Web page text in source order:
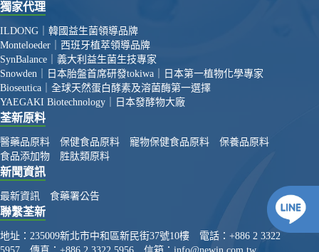
獨家代理
ILDONG｜韓國益生菌領導品牌
Monteloeder｜西班牙植萃領導品牌
SynBalance｜義大利益生菌生技專家
Snowden｜日本胎盤首席研發tokiwa｜日本第一植物化學專家
Bioseutica｜全球天然蛋白酵素及溶菌酶第一選擇
YAEGAKI Biotechnology｜日本發酵物大廠
荃新原料
醫藥品原料 保健食品原料 寵物保健食品原料
保養品原料
食品添加物
胜肽類原料
新聞資訊
最新資訊 食藥署公告
聯繫荃新
地址： 235009新北市中和區新民街37號10樓 電話： +886 2 3322